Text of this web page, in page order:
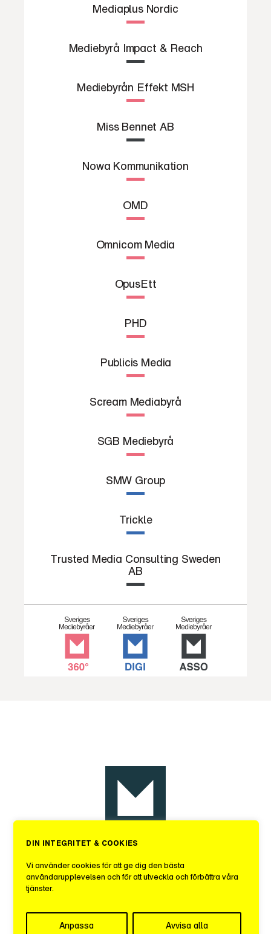
DIN INTEGRITET & COOKIES
Vi använder cookies för att ge dig den bästa
användarupplevelsen och för att utveckla och förbättra våra
tjänster.
Anpassa Avvisa alla
Mediaplus Nordic
Mediebyrå Impact & Reach
Mediebyrån Effekt MSH
Miss Bennet AB
Nowa Kommunikation
OMD
Omnicom Media
OpusEtt
PHD
Publicis Media
Scream Mediabyrå
SGB Mediebyrå
SMW Group
Trickle
Trusted Media Consulting Sweden
AB
Sveriges Mediebyråer
111 22 STOCKHOLM